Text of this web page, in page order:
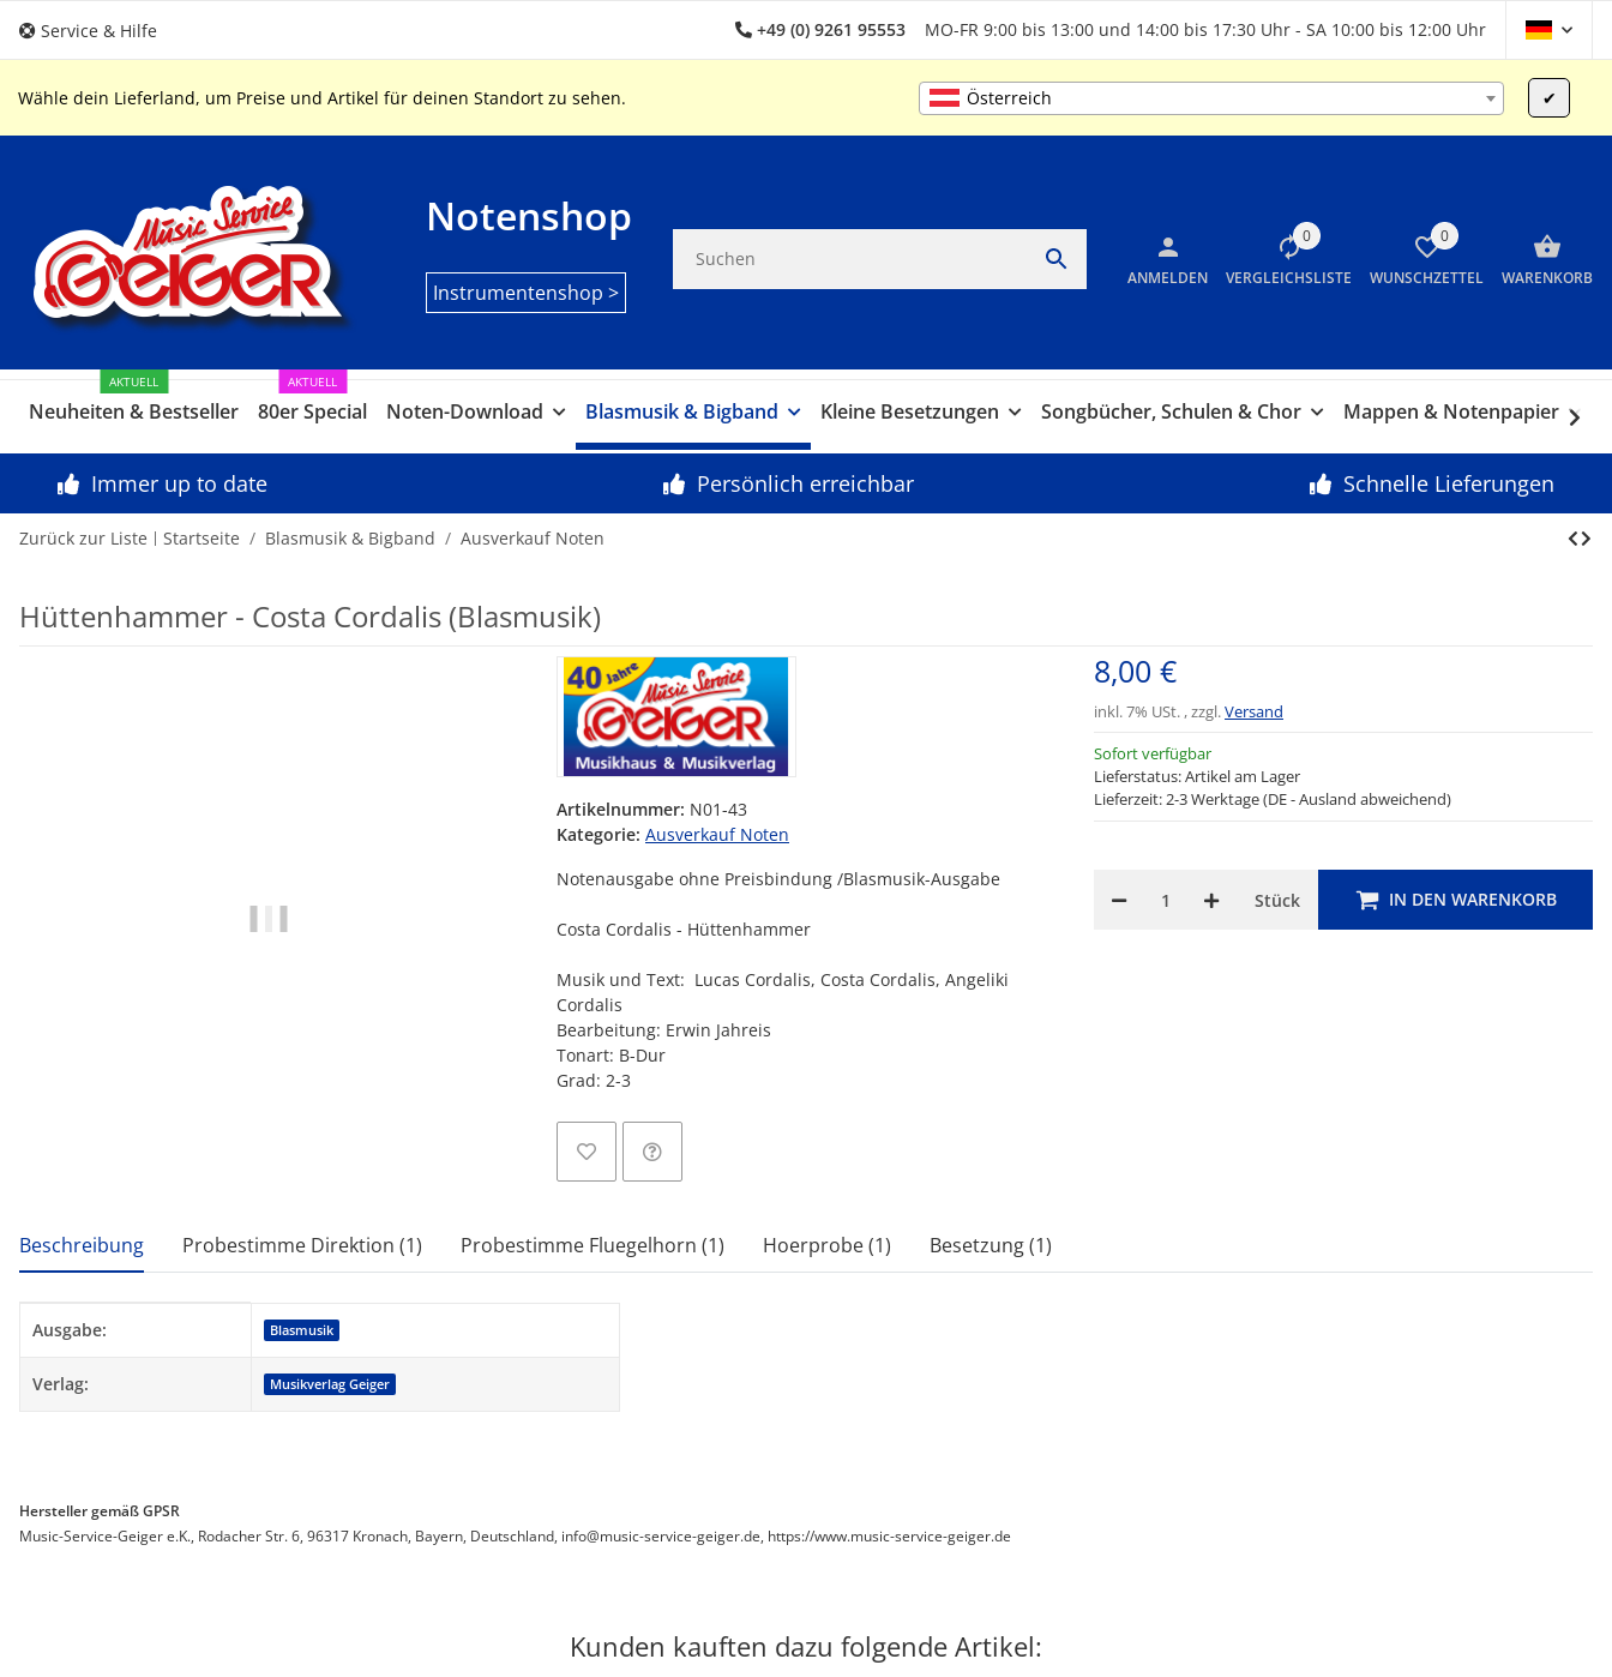
Service & Hilfe +49 (0) 9261 95553 MO-FR 9:00 bis 13:00 und 14:00 bis 17:30 Uhr - SA 10:00 bis 12:00 Uhr
Wähle dein Lieferland, um Preise und Artikel für deinen Standort zu sehen. Österreich ✔
Notenshop
Instrumentenshop >
ANMELDEN
0
VERGLEICHSLISTE
0
WUNSCHZETTEL WARENKORB
Neuheiten & Bestseller
AKTUELL
80er Special
AKTUELL
Noten-Download Blasmusik & Bigband Kleine Besetzungen Songbücher, Schulen & Chor Mappen & Notenpapier
Immer up to date Persönlich erreichbar Schnelle Lieferungen
Zurück zur Liste Startseite Blasmusik & Bigband Ausverkauf Noten
Hüttenhammer - Costa Cordalis (Blasmusik)
Artikelnummer: N01-43
Kategorie: Ausverkauf Noten
Notenausgabe ohne Preisbindung /Blasmusik-Ausgabe
Costa Cordalis - Hüttenhammer
Musik und Text: Lucas Cordalis, Costa Cordalis, Angeliki
Cordalis
Bearbeitung: Erwin Jahreis
Tonart: B-Dur
Grad: 2-3
Sofort verfügbar
Lieferstatus: Artikel am Lager
Lieferzeit: 2-3 Werktage (DE - Ausland abweichend)
8,00 €
inkl. 7% USt. , zzgl.Versand
Stück IN DEN WARENKORB
weitere Registerkarten anzeigen
Beschreibung Probestimme Direktion (1) Probestimme Fluegelhorn (1) Hoerprobe (1) Besetzung (1)
Produkteigenschaft
Wert
Ausgabe: Blasmusik
Verlag: Musikverlag Geiger
Hersteller gemäß GPSR
Music-Service-Geiger e.K., Rodacher Str. 6, 96317 Kronach, Bayern, Deutschland, info@music-service-geiger.de, https://www.music-service-geiger.de
Kunden kauften dazu folgende Artikel: